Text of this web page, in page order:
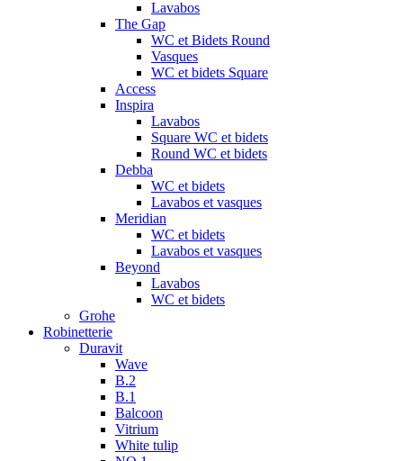
Lavabos
The Gap
WC et Bidets Round
Vasques
WC et bidets Square
Access
Inspira
Lavabos
Square WC et bidets
Round WC et bidets
Debba
WC et bidets
Lavabos et vasques
Meridian
WC et bidets
Lavabos et vasques
Beyond
Lavabos
WC et bidets
Grohe
Robinetterie
Duravit
Wave
B.2
B.1
Balcoon
Vitrium
White tulip